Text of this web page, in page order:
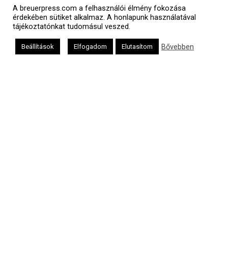
אב
A breuerpress.com a felhasználói élmény fokozása
érdekében sütiket alkalmaz. A honlapunk használatával
tájékoztatónkat tudomásul veszed.
Beállítások Elfogadom Elutasítom Bővebben